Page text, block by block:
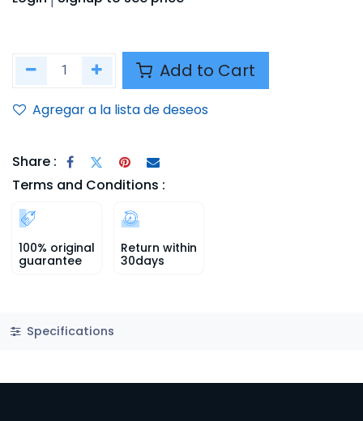
Add to Cart
Agregar a la lista de deseos
Share :
Terms and Conditions :
100% original
guarantee
Return within
30days
Specifications